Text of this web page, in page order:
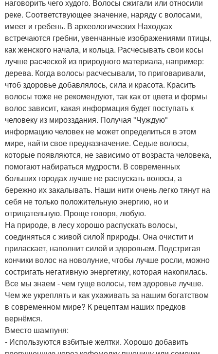
наговорить чего худого. Волосы сжигали или относили
реке. Соответствующее значение, наряду с волосами,
имеет и гребень. В археологических Находках
встречаются гребни, увенчанные изображениями птицы,
как женского начала, и кольца. Расчесывать свои косы
лучше расческой из природного материала, например:
дерева. Когда волосы расчесывали, то приговаривали,
чтоб здоровье добавлялось, сила и красота. Красить
волосы тоже не рекомендуют, так как от цвета и формы
волос зависит, какая информация будет поступать к
человеку из мирозздания. Получая "Чуждую"
информацию человек не может определиться в этом
мире, найти свое предназначение. Седые волосы,
которые появляются, не зависимо от возраста человека,
помогают набираться мудрости. В современных
больших городах лучше не распускать волосы, а
бережно их закалывать. Наши нити очень легко тянут на
себя не только положительную энергию, но и
отрицательную. Проще говоря, любую.
На природе, в лесу хорошо распускать волосы,
соединяться с живой силой природы. Она очистит и
приласкает, наполнит силой и здоровьем. Подстригая
кончики волос на новолуние, чтобы лучше росли, можно
состригать негативную энергетику, которая накопилась.
Все мы знаем - чем гуще волосы, тем здоровье лучше.
Чем же укреплять и как ухаживать за нашим богатством
в современном мире? К рецептам наших предков
вернёмся.
Вместо шампуня:
- Используются взбитые желтки. Хорошо добавить